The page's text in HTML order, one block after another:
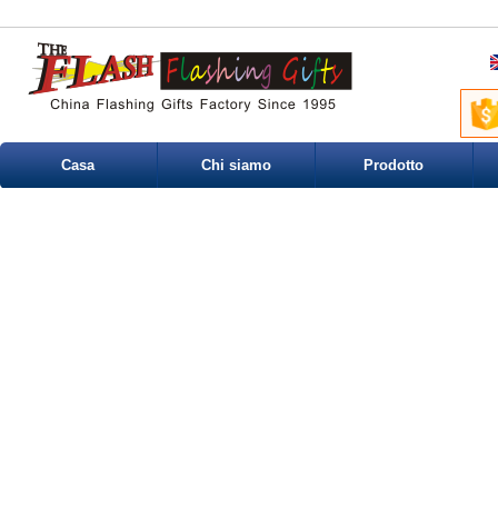
Casa Chi siamo Prodotto